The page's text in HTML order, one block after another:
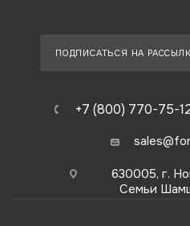
ПОДПИСАТЬСЯ НА
+7 (800) 770-75-
630005, г.
Семьи